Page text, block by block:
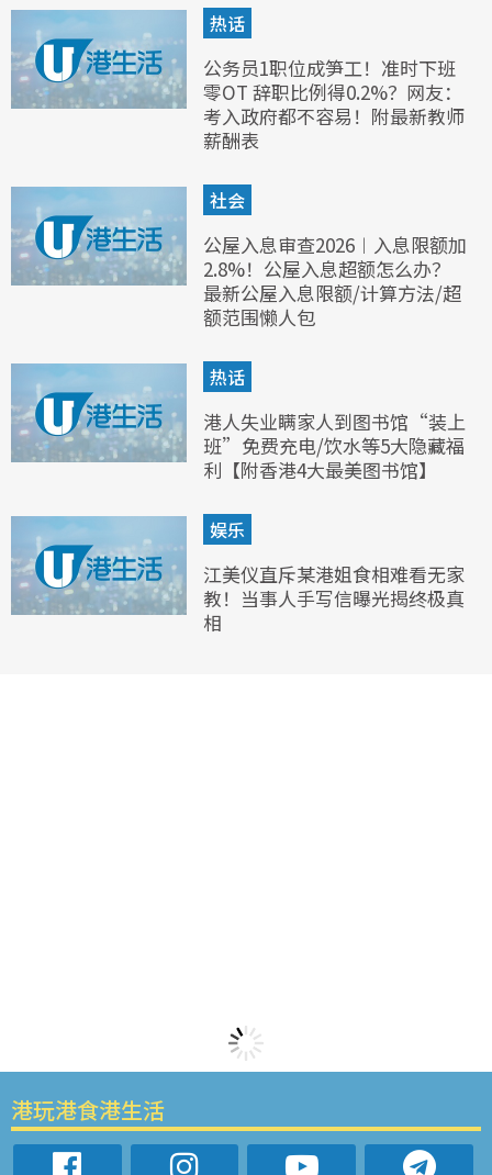
热话
公务员1职位成笋工！准时下班
零OT 辞职比例得0.2%？网友：
考入政府都不容易！附最新教师
薪酬表
社会
公屋入息审查2026︱入息限额加
2.8%！公屋入息超额怎么办？
最新公屋入息限额/计算方法/超
额范围懒人包
热话
港人失业瞒家人到图书馆“装上
班”免费充电/饮水等5大隐藏福
利【附香港4大最美图书馆】
娱乐
江美仪直斥某港姐食相难看无家
教！当事人手写信曝光揭终极真
相
港玩港食港生活